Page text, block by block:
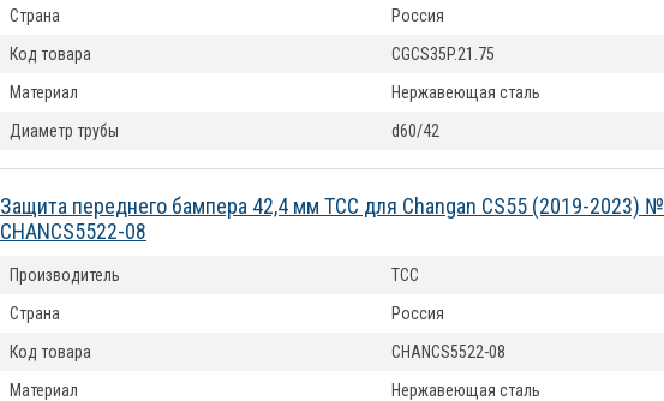
Страна
Россия
Код товара
CGCS35P.21.75
Материал
Нержавеющая сталь
Диаметр трубы
d60/42
Защита переднего бампера 42,4 мм ТСС для Changan CS55 (2019-2023) №
CHANCS5522-08
Производитель
ТСС
Страна
Россия
Код товара
CHANCS5522-08
Материал
Нержавеющая сталь